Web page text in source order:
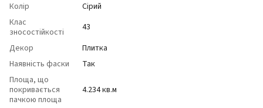
Колір
Сірий
Клас
зносостійкості
43
Декор
Плитка
Наявність фаски
Так
Площа, що
покривається
пачкою площа
4.234 кв.м